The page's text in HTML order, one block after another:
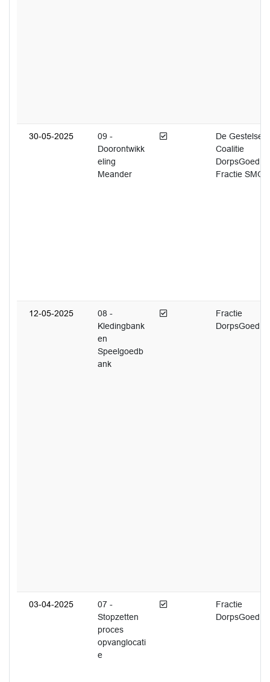
30-05-2025
09 -
Doorontwikk
eling
Meander
Afgedaan
De Gestelse
Coalitie
DorpsGoed
Fractie SMG
12-05-2025
08 -
Kledingbank
en
Speelgoedb
ank
Afgedaan
Fractie
DorpsGoed
03-04-2025
07 -
Stopzetten
proces
opvanglocati
e
Afgedaan
Fractie
DorpsGoed